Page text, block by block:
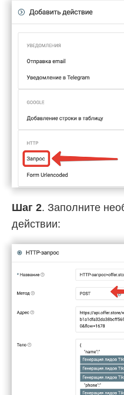
Шаг 2. Заполните
действии: